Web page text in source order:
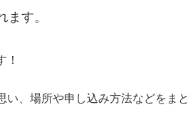
す。
！
、場所や申し込み方法などをまと